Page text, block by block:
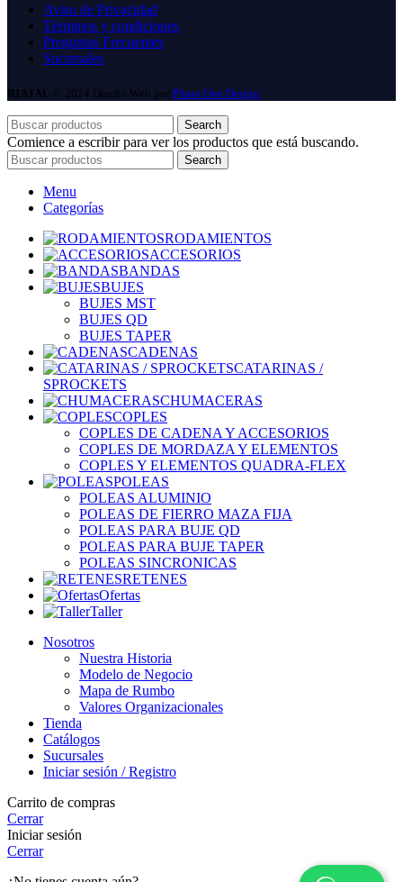
Aviso de Privacidad
Términos y condiciones
Preguntas Frecuentes
Sucursales
RIAJAL © 2024 Diseño Web por Phase One Design
Search
Comience a escribir para ver los productos que está buscando.
Search
Menu
Categorías
RODAMIENTOS
ACCESORIOS
BANDAS
BUJES
BUJES MST
BUJES QD
BUJES TAPER
CADENAS
CATARINAS /
SPROCKETS
CHUMACERAS
COPLES
COPLES DE CADENA Y ACCESORIOS
COPLES DE MORDAZA Y ELEMENTOS
COPLES Y ELEMENTOS QUADRA-FLEX
POLEAS
POLEAS ALUMINIO
POLEAS DE FIERRO MAZA FIJA
POLEAS PARA BUJE QD
POLEAS PARA BUJE TAPER
POLEAS SINCRONICAS
RETENES
Ofertas
Taller
Nosotros
Nuestra Historia
Modelo de Negocio
Mapa de Rumbo
Valores Organizacionales
Tienda
Catálogos
Sucursales
Iniciar sesión / Registro
Carrito de compras
Cerrar
Iniciar sesión
Cerrar